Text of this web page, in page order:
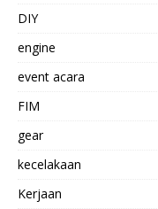
DIY
engine
event acara
FIM
gear
kecelakaan
Kerjaan